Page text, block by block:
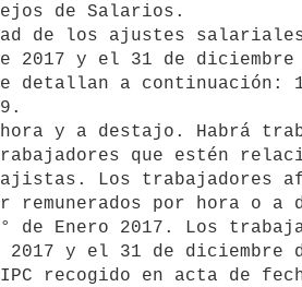
de Salarios.
de los ajustes
2017 y el 31 de
detallan a continuación:
hora y a destajo. Habrá
que estén
Los trabajadores
remunerados por hora o
1° de Enero 2017. Los
y el 31 de diciembre
recogido en acta de